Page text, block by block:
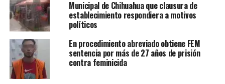
Municipal de Chihuahua que clausura de
establecimiento respondiera a motivos
políticos
En procedimiento abreviado obtiene FEM
sentencia por más de 27 años de prisión
contra feminicida